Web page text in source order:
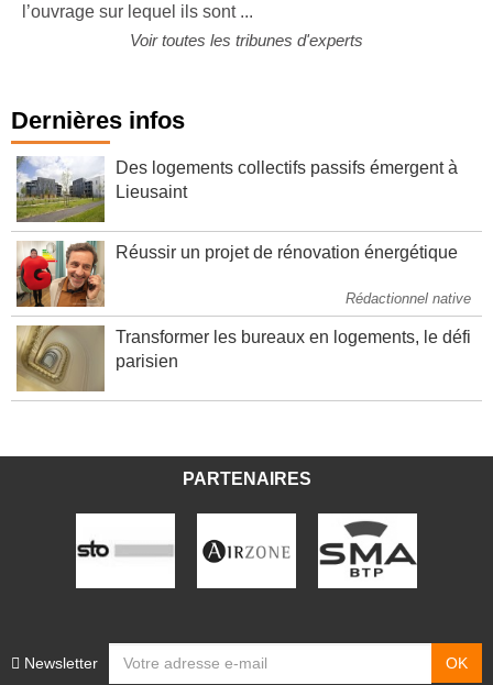
des constructeurs en cas de dommages affectant
Dernières infos
Des logements collectifs passifs émergent à
Rédactionnel native
Transformer les bureaux en logements, le défi